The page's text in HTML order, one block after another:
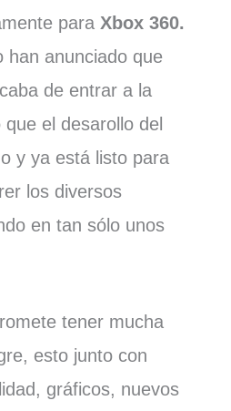
para Xbox 360.
han anunciado que
de entrar a la
el desarollo del
y ya está listo para
los diversos
en tan sólo unos
tener mucha
esto junto con
gráficos, nuevos